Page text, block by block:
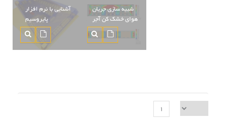
آشنایی با نرم افزار
پایروسیم
شبیه سازی جریان
هوای خشک کن آجر
1